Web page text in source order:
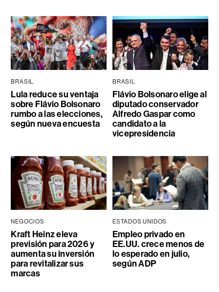
BRASIL
Lula reduce su ventaja
sobre Flávio Bolsonaro
rumbo a las elecciones,
según nueva encuesta
BRASIL
Flávio Bolsonaro elige al
diputado conservador
Alfredo Gaspar como
candidato a la
vicepresidencia
NEGOCIOS
Kraft Heinz eleva
previsión para 2026 y
aumenta su inversión
para revitalizar sus
marcas
ESTADOS UNIDOS
Empleo privado en
EE.UU. crece menos de
lo esperado en julio,
según ADP